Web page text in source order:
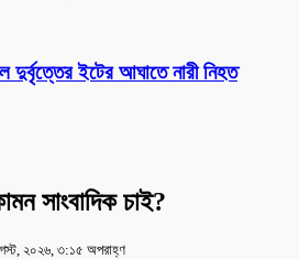
দুর্বৃত্তের ইটের আঘাতে নারী নিহত
সাংবাদিক চাই?
২০২৬, ৩:১৫ অপরাহ্ণ